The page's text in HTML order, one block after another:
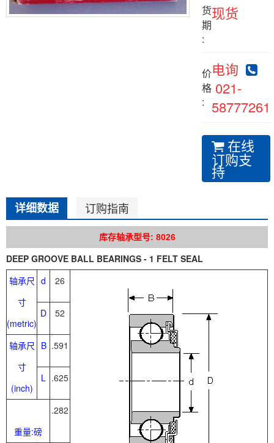
货
期
:
现货
价
格
:
电询
021-
58777261
在线
订购支
持
详细数据 订购指南
库存轴承型号: 8026
DEEP GROOVE BALL BEARINGS - 1 FELT SEAL
轴承尺
寸
(metric)
d 26
D 52
轴承尺
寸
(inch)
B .591
L .625
重量:磅
.282